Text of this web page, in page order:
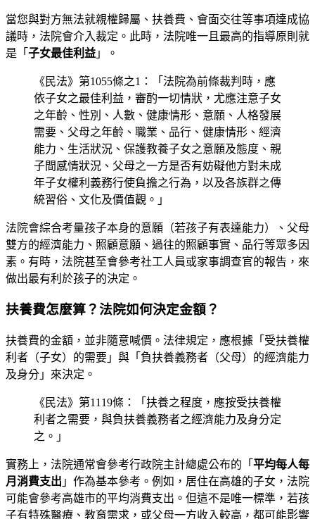
當您與對方無法就親權歸屬、扶養費、會面交往等事項達成協
議時，法院會介入裁定。此時，法院唯一且最高的指導原則就
是「 子女最佳利益 」。
《民法》第1055條之1：「法院為前條裁判時，應
依子女之最佳利益，審酌一切情狀，尤應注意子女
之年齡、性別、人數、健康情形、意願、人格發展
需要、父母之年齡、職業、品行、健康情形、經濟
能力、生活狀況、保護教養子女之意願及態度、親
子間感情狀況、父母之一方是否有妨礙他方對未成
年子女權利義務行使負擔之行為，以及各族群之傳
統習俗、文化及價值觀。」
法院會綜合考量孩子本身的意願（若孩子有表達能力）、父母
雙方的經濟能力、照顧意願、過往的照顧事實、品行等眾多因
素。有時，法院甚至會參考社工人員或家事調查官的報告，來
做出最有利於孩子的決定。
扶養費怎麼算？法院如何決定金額？
扶養費的金額，並非隨意喊價。法律規定，應根據「受扶養權
利者（子女）的需要」與「負扶養義務者（父母）的經濟能力
及身分」來決定。
《民法》第1119條：「扶養之程度，應按受扶養權
利者之需要，與負扶養義務者之經濟能力及身分定
之。」
實務上，法院通常會參考行政院主計總處公布的「 平均每人每
月消費支出 」作為基本參考。例如，居住在高雄的子女，法院
可能會參考高雄市的平均消費支出。但這不是唯一標準，若孩
子有特殊醫療、教育需求，或父母一方收入較高，都可能影響